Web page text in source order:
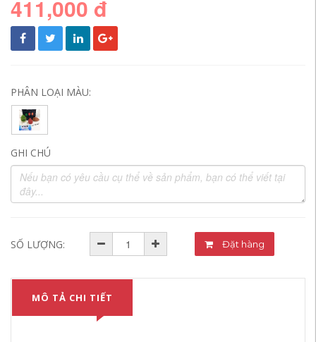
411,000 đ
PHÂN LOẠI MÀU:
GHI CHÚ
SỐ LƯỢNG: Đặt hàng
MÔ TẢ CHI TIẾT